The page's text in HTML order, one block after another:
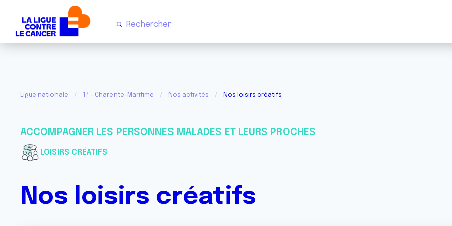
Ligue nationale 17 - Charente-Maritime Nos activités Nos loisirs créatifs
ACCOMPAGNER LES PERSONNES MALADES ET LEURS PROCHES
LOISIRS CRÉATIFS
Nos loisirs créatifs